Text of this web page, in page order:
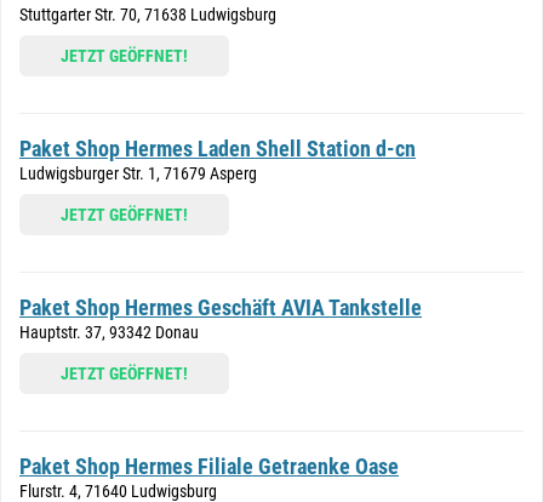
Stuttgarter Str. 70, 71638 Ludwigsburg
JETZT GEÖFFNET!
Paket Shop Hermes Laden Shell Station d-cn
Ludwigsburger Str. 1, 71679 Asperg
JETZT GEÖFFNET!
Paket Shop Hermes Geschäft AVIA Tankstelle
Hauptstr. 37, 93342 Donau
JETZT GEÖFFNET!
Paket Shop Hermes Filiale Getraenke Oase
Flurstr. 4, 71640 Ludwigsburg